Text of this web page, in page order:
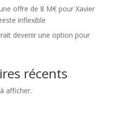
offre de 8 M€ pour Xavier
inflexible
devenir une option pour
récents
afficher.